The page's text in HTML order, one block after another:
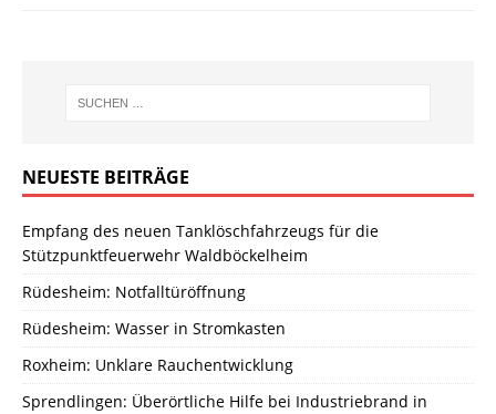
NEUESTE BEITRÄGE
Empfang des neuen Tanklöschfahrzeugs für die
Stützpunktfeuerwehr Waldböckelheim
Rüdesheim: Notfalltüröffnung
Rüdesheim: Wasser in Stromkasten
Roxheim: Unklare Rauchentwicklung
Sprendlingen: Überörtliche Hilfe bei Industriebrand in